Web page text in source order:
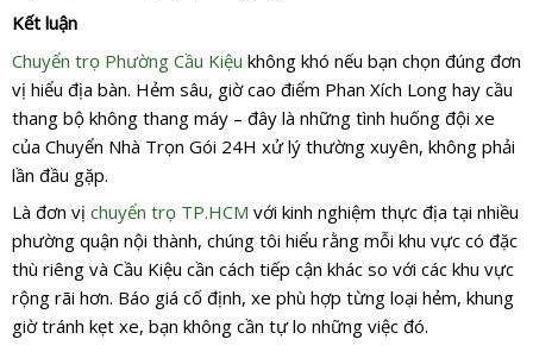
Kết luận
Chuyển trọ Phường Cầu Kiệu không khó nếu bạn chọn đúng đơn
vị hiểu địa bàn. Hẻm sâu, giờ cao điểm Phan Xích Long hay cầu
thang bộ không thang máy – đây là những tình huống đội xe
của Chuyển Nhà Trọn Gói 24H xử lý thường xuyên, không phải
lần đầu gặp.
Là đơn vị chuyển trọ TP.HCM với kinh nghiệm thực địa tại nhiều
phường quận nội thành, chúng tôi hiểu rằng mỗi khu vực có đặc
thù riêng và Cầu Kiệu cần cách tiếp cận khác so với các khu vực
rộng rãi hơn. Báo giá cố định, xe phù hợp từng loại hẻm, khung
giờ tránh kẹt xe, bạn không cần tự lo những việc đó.